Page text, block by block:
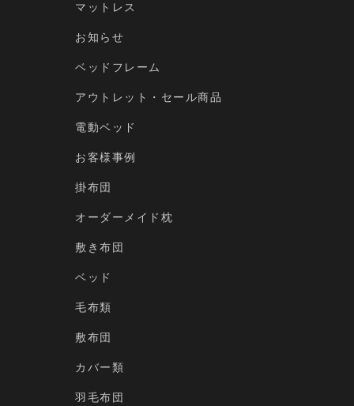
マットレス
お知らせ
ベッドフレーム
アウトレット・セール商品
電動ベッド
お客様事例
掛布団
オーダーメイド枕
敷き布団
ベッド
毛布類
敷布団
カバー類
羽毛布団